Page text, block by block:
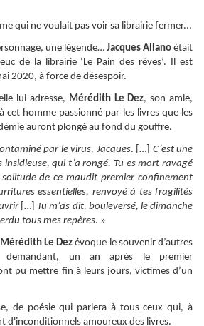
qui ne voulait pas voir sa librairie fermer...
une légende… Jacques Allano était
de la librairie ‘Le Pain des rêves’. Il est
2020, à force de désespoir.
lui adresse, Mérédith Le Dez, son amie,
cet homme passionné par les livres que les
auront plongé au fond du gouffre.
par le virus, Jacques. […] C’est une
qui t’a rongé. Tu es mort ravagé
de ce maudit premier confinement
essentielles, renvoyé à tes fragilités
[…] Tu m’as dit, bouleversé, le dimanche
tous mes repères. »
Mérédith Le Dez évoque le souvenir d’autres
un an après le premier
pu mettre fin à leurs jours, victimes d’un
de poésie qui parlera à tous ceux qui, à
d'inconditionnels amoureux des livres.